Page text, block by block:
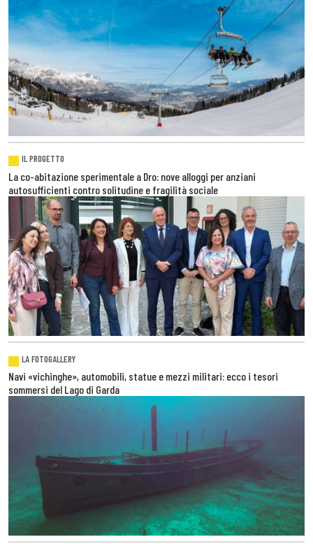
IL PROGETTO
La co-abitazione sperimentale a Dro: nove alloggi per anziani
autosufficienti contro solitudine e fragilità sociale
LA FOTOGALLERY
Navi «vichinghe», automobili, statue e mezzi militari: ecco i tesori
sommersi del Lago di Garda